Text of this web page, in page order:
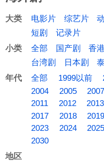
学兵,王学圻,温兆伦,
德,于嘉,袁成杰
林志玲
大类 电影片 综艺片
短剧
记录片
小类
全部 国产剧 香
台湾剧
日本剧
年代
全部 1999以前
2004
2005 2007
2011
2012 2013
2017
2018 2019
2023
2024 2025
2030
地区